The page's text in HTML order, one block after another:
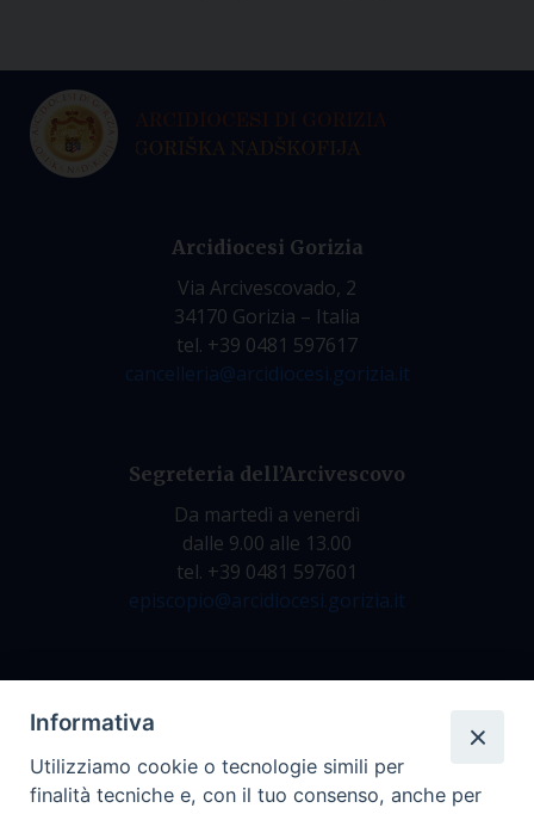
Arcidiocesi Gorizia
Via Arcivescovado, 2
34170 Gorizia – Italia
tel. +39 0481 597617
cancelleria@arcidiocesi.gorizia.it
Segreteria dell’Arcivescovo
Da martedì a venerdì
dalle 9.00 alle 13.00
tel. +39 0481 597601
episcopio@arcidiocesi.gorizia.it
dalle 9.00 alle 12.30
tel. +39 0481 597628
Informativa
Utilizziamo cookie o tecnologie simili per
finalità tecniche e, con il tuo consenso, anche per